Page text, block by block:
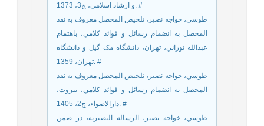
و ارشاد اسلامي، چ3، 1373. #
طوسي، خواجه نصير، تلخيص المحصل معروف به نقد
المحصل به انضمام رسائل و فوائد کلامي، باهتمام
عبدالله نوراني، تهران، دانشگاه مک گيل و دانشگاه
تهران، 1359. #
طوسي، خواجه نصير، تلخيص المحصل معروف به نقد
المحصل به انضمام رسائل و فوائد کلامي، بيروت،
دارالاضواء، چ2، 1405. #
طوسي، خواجه نصير، الرساله النصيريه، در ضمن